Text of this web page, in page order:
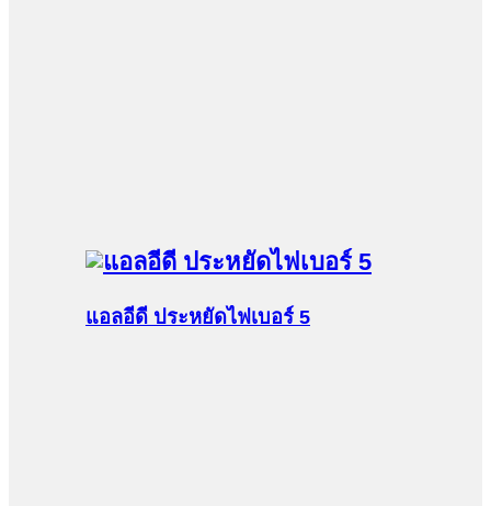
แอลอีดี ประหยัดไฟเบอร์ 5